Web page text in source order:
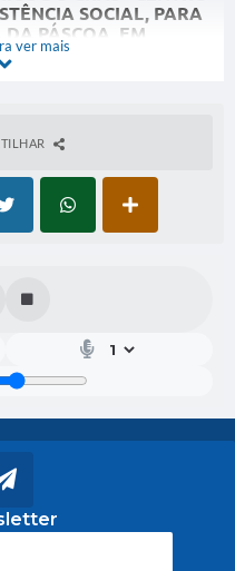
SOCIAL, PARA
PÁSCOA, EM
DE
DAS SECRETARIAS
ver mais